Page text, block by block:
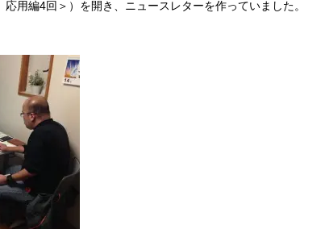
、応用編4回＞）を開き、ニュースレターを作っていました。